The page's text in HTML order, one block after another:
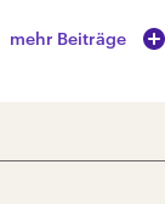
mehr Beiträge